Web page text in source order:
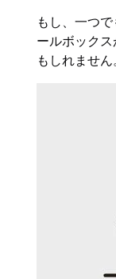
もし、一つ
ールボック
もしれません。